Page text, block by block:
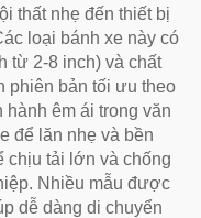
thất nhẹ đến thiết bị
loại bánh xe này có
từ 2-8 inch) và chất
phiên bản tối ưu theo
hành êm ái trong văn
để lăn nhẹ và bền
chịu tải lớn và chống
Nhiều mẫu được
dễ dàng di chuyển